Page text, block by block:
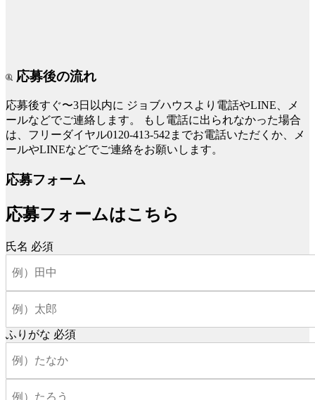
応募後の流れ
応募後すぐ〜3日以内に ジョブハウスより電話やLINE、メ
ールなどでご連絡します。
もし電話に出られなかった場合
は、フリーダイヤル0120-413-542までお電話いただくか、メ
ールやLINEなどでご連絡をお願いします。
応募フォーム
応募フォームはこちら
氏名 必須
ふりがな 必須